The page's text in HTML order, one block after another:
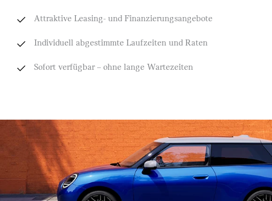
Attraktive Leasing- und Finanzierungsangebote
Individuell abgestimmte Laufzeiten und Raten
Sofort verfügbar – ohne lange Wartezeiten